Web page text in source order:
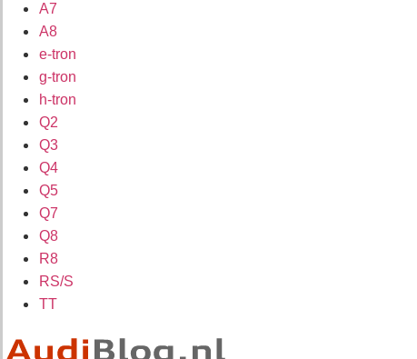
A7
A8
e-tron
g-tron
h-tron
Q2
Q3
Q4
Q5
Q7
Q8
R8
RS/S
TT